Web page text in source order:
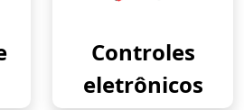
Controles
eletrônicos